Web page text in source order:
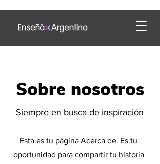
Sobre nosotros
Siempre en busca de inspiración
Esta es tu página Acerca de. Es tu
oportunidad para compartir tu historia